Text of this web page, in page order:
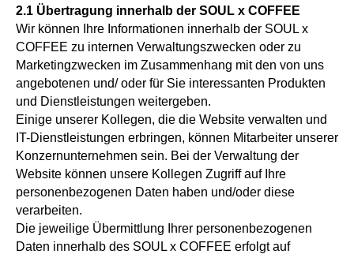
2.1 Übertragung innerhalb der SOUL x COFFEE
Wir können Ihre Informationen innerhalb der SOUL x
COFFEE zu internen Verwaltungszwecken oder zu
Marketingzwecken im Zusammenhang mit den von uns
angebotenen und/ oder für Sie interessanten Produkten
und Dienstleistungen weitergeben.
Einige unserer Kollegen, die die Website verwalten und
IT-Dienstleistungen erbringen, können Mitarbeiter unserer
Konzernunternehmen sein. Bei der Verwaltung der
Website können unsere Kollegen Zugriff auf Ihre
personenbezogenen Daten haben und/oder diese
verarbeiten.
Die jeweilige Übermittlung Ihrer personenbezogenen
Daten innerhalb des SOUL x COFFEE erfolgt auf